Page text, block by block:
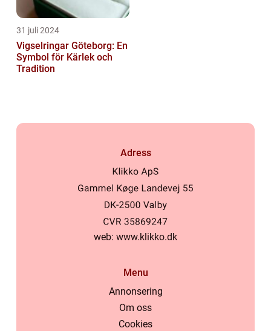
31 juli 2024
Vigselringar Göteborg: En
Symbol för Kärlek och
Tradition
Adress
web: www.klikko.dk
Menu
Annonsering
Om oss
Cookies